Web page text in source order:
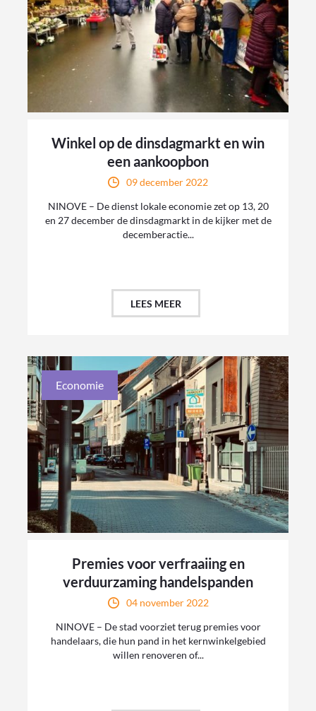
Winkel op de dinsdagmarkt en win
een aankoopbon
09 december 2022
NINOVE – De dienst lokale economie zet op 13, 20
en 27 december de dinsdagmarkt in de kijker met de
decemberactie...
LEES MEER
Economie
Premies voor verfraaiing en
verduurzaming handelspanden
04 november 2022
NINOVE – De stad voorziet terug premies voor
handelaars, die hun pand in het kernwinkelgebied
willen renoveren of...